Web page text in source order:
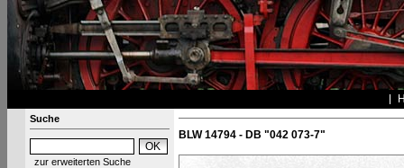
Suche
zur erweiterten Suche
BLW 14794 - DB "042 073-7"